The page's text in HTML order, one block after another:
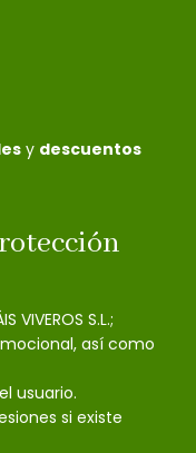
y descuentos
VIVEROS S.L.;
así como
usuario.
si existe